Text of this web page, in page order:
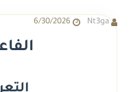
Nt3ga
6/30/2026